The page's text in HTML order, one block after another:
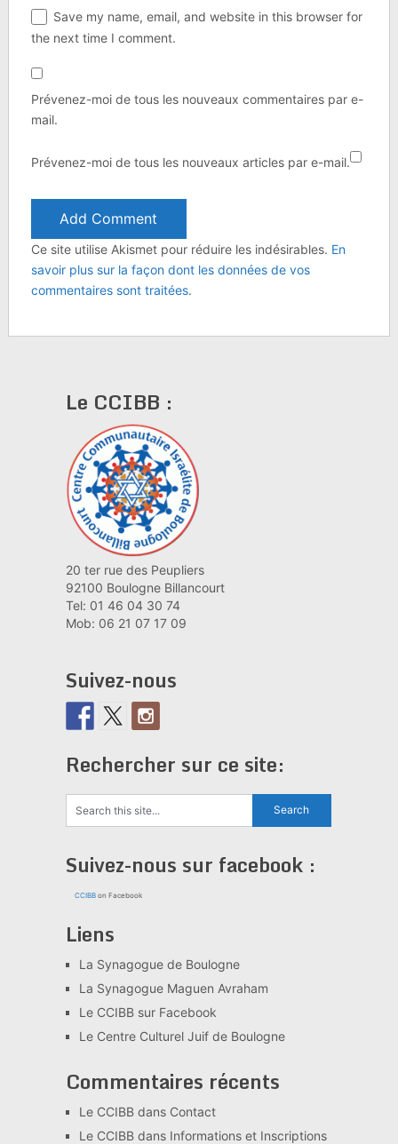
Save my name, email, and website in this browser for
the next time I comment.
Prévenez-moi de tous les nouveaux commentaires par e-
mail.
Prévenez-moi de tous les nouveaux articles par e-mail.
Ce site utilise Akismet pour réduire les indésirables. En
savoir plus sur la façon dont les données de vos
commentaires sont traitées.
Le CCIBB :
20 ter rue des Peupliers
92100 Boulogne Billancourt
Tel: 01 46 04 30 74
Mob: 06 21 07 17 09
Suivez-nous
Rechercher sur ce site:
Suivez-nous sur facebook :
CCIBBon Facebook
Liens
La Synagogue de Boulogne
La Synagogue Maguen Avraham
Le CCIBB sur Facebook
Le Centre Culturel Juif de Boulogne
Commentaires récents
Le CCIBBdans Contact
Le CCIBBdans Informations et Inscriptions